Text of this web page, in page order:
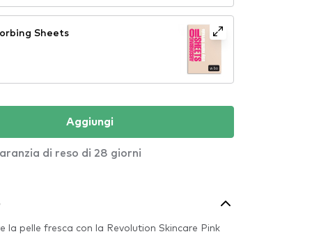
Sheets
Aggiungi
di reso di 28 giorni
la pelle fresca con la Revolution Skincare Pink